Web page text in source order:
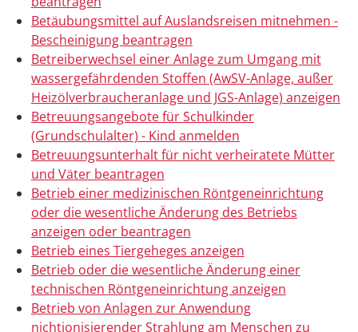
Betäubungsmittel auf Auslandsreisen mitnehmen -
Bescheinigung beantragen
Betreiberwechsel einer Anlage zum Umgang mit
wassergefährdenden Stoffen (AwSV-Anlage, außer
Heizölverbraucheranlage und JGS-Anlage) anzeigen
Betreuungsangebote für Schulkinder
(Grundschulalter) - Kind anmelden
Betreuungsunterhalt für nicht verheiratete Mütter
und Väter beantragen
Betrieb einer medizinischen Röntgeneinrichtung
oder die wesentliche Änderung des Betriebs
anzeigen oder beantragen
Betrieb eines Tiergeheges anzeigen
Betrieb oder die wesentliche Änderung einer
technischen Röntgeneinrichtung anzeigen
Betrieb von Anlagen zur Anwendung
nichtionisierender Strahlung am Menschen zu